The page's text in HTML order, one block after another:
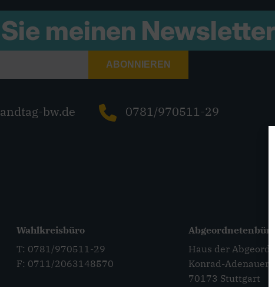
meinen Newsletter
ABONNIEREN
bw.de 0781/970511-29
Wahlkreisbüro
T: 0781/970511-29
F: 0711/2063148570
Haus der
Konrad-
70173 Stuttgart